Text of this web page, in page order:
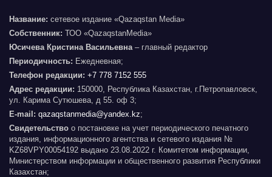
Название: сетевое издание «Qazaqstan Media»
Собственник: ТОО «QazaqstanMedia»
Юсичева Кристина Васильевна – главный редактор
Периодичность: Ежедневная;
Телефон редакции: +7 778 7152 555
Адрес редакции: 150000, Республика Казахстан, г.Петропавловск,
ул. Карима Сутюшева, д 55. оф 3;
E-mail: qazaqstanmedia@yandex.kz;
Свидетельство о постановке на учет периодического печатного
издания, информационного агентства и сетевого издания №
KZ68VPY00054192 выдано 23.08.2022 г. Комитетом информации,
Министерством информации и общественного развития Республики
Казахстан;